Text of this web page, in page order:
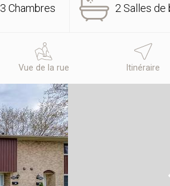
3 Chambres 2 Salles de
Vue de la rue Itinéraire